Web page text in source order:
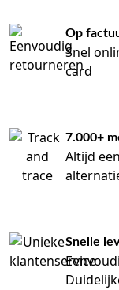
Op
Snel
card
7.000+
Altijd
Snelle